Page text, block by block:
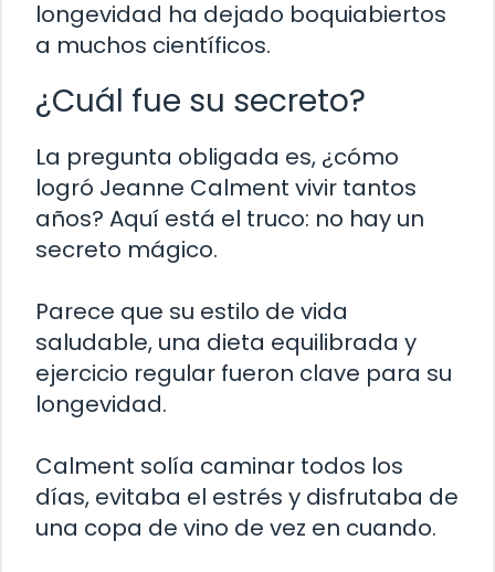
longevidad ha dejado boquiabiertos
a muchos científicos.
¿Cuál fue su secreto?
La pregunta obligada es, ¿cómo
logró Jeanne Calment vivir tantos
años? Aquí está el truco: no hay un
secreto mágico.
Parece que su estilo de vida
saludable, una dieta equilibrada y
ejercicio regular fueron clave para su
longevidad.
Calment solía caminar todos los
días, evitaba el estrés y disfrutaba de
una copa de vino de vez en cuando.